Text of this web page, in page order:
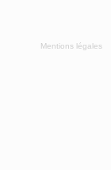
Mentions légales